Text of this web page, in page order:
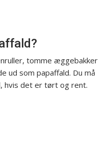
tomme æggebakker
ud som papaffald. Du må
hvis det er tørt og rent.